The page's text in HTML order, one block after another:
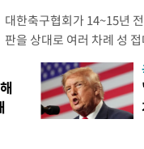
대한축구협회가 14~15년
판을 상대로 여러 차례 성
구계에 따르면 국회의 한
년 국제심판 10여 명에게
축구협회는 외국인 심판과
수십만원에서 많게는 100